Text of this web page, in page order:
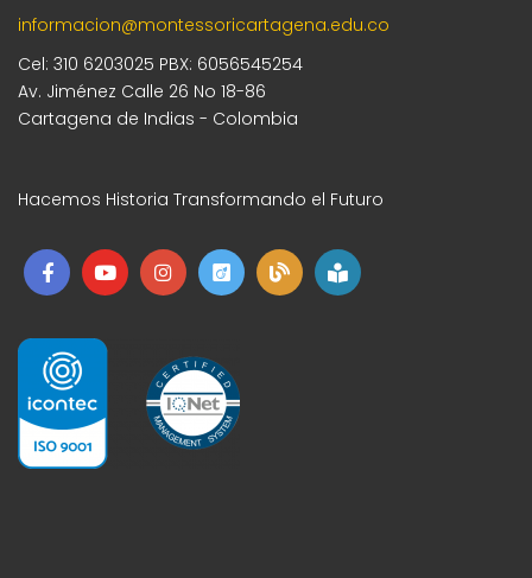
informacion@montessoricartagena.edu.co
Cel: 310 6203025 PBX: 6056545254
Av. Jiménez Calle 26 No 18-86
Cartagena de Indias - Colombia
Hacemos Historia Transformando el Futuro